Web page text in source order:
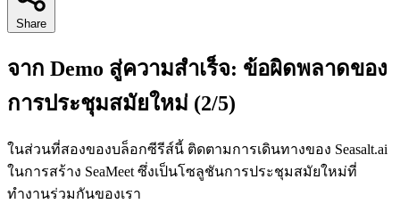
Share
จาก Demo สู่ความสำเร็จ: ข้อผิดพลาดของ
การประชุมสมัยใหม่ (2/5)
ในส่วนที่สองของบล็อกซีรีส์นี้ ติดตามการเดินทางของ Seasalt.ai
ในการสร้าง SeaMeet ซึ่งเป็นโซลูชันการประชุมสมัยใหม่ที่
ทำงานร่วมกันของเรา